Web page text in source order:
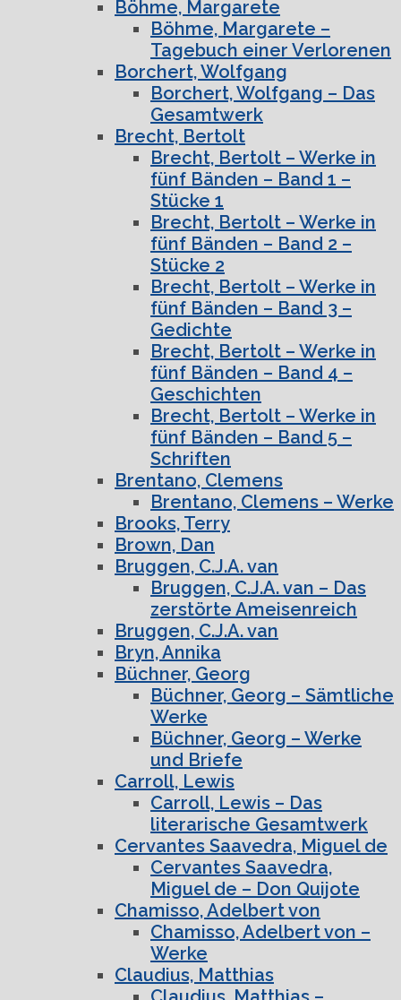
Böhme, Margarete
Böhme, Margarete –
Tagebuch einer Verlorenen
Borchert, Wolfgang
Borchert, Wolfgang – Das
Gesamtwerk
Brecht, Bertolt
Brecht, Bertolt – Werke in
fünf Bänden – Band 1 –
Stücke 1
Brecht, Bertolt – Werke in
fünf Bänden – Band 2 –
Stücke 2
Brecht, Bertolt – Werke in
fünf Bänden – Band 3 –
Gedichte
Brecht, Bertolt – Werke in
fünf Bänden – Band 4 –
Geschichten
Brecht, Bertolt – Werke in
fünf Bänden – Band 5 –
Schriften
Brentano, Clemens
Brentano, Clemens – Werke
Brooks, Terry
Brown, Dan
Bruggen, C.J.A. van
Bruggen, C.J.A. van – Das
zerstörte Ameisenreich
Bruggen, C.J.A. van
Bryn, Annika
Büchner, Georg
Büchner, Georg – Sämtliche
Werke
Büchner, Georg – Werke
und Briefe
Carroll, Lewis
Carroll, Lewis – Das
literarische Gesamtwerk
Cervantes Saavedra, Miguel de
Cervantes Saavedra,
Miguel de – Don Quijote
Chamisso, Adelbert von
Chamisso, Adelbert von –
Werke
Claudius, Matthias